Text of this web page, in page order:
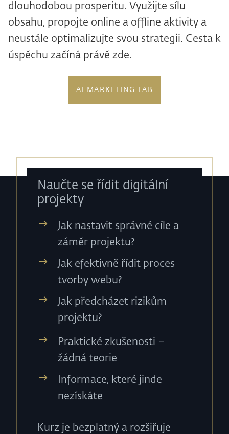
dlouhodobou prosperitu. Využijte sílu
obsahu, propojte online a offline aktivity a
neustále optimalizujte svou strategii. Cesta k
úspěchu začíná právě zde.
AI MARKETING LAB
Naučte se řídit digitální
projekty
Jak nastavit správné cíle a
záměr projektu?
Jak efektivně řídit proces
tvorby webu?
Jak předcházet rizikům
projektu?
Praktické zkušenosti –
žádná teorie
Informace, které jinde
nezískáte
Kurz je bezplatný a rozšiřuje